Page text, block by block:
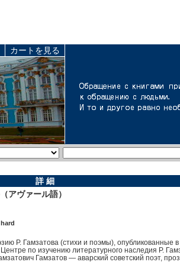
カートを見る
詳 細
アヴァール語）
Р. Гамзатова (стихи и поэмы), опубликованные
по изучению литературного наследия Р.
Гамзатов — аварский советский поэт,